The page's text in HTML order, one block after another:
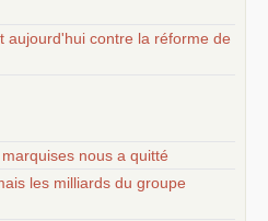
aujourd'hui contre la réforme de
nous a quitté
les milliards du groupe